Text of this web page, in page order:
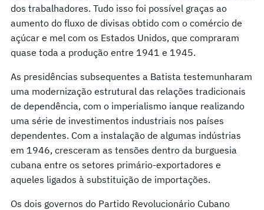
dos trabalhadores. Tudo isso foi possível graças ao
aumento do fluxo de divisas obtido com o comércio de
açúcar e mel com os Estados Unidos, que compraram
quase toda a produção entre 1941 e 1945.
As presidências subsequentes a Batista testemunharam
uma modernização estrutural das relações tradicionais
de dependência, com o imperialismo ianque realizando
uma série de investimentos industriais nos países
dependentes. Com a instalação de algumas indústrias
em 1946, cresceram as tensões dentro da burguesia
cubana entre os setores primário-exportadores e
aqueles ligados à substituição de importações.
Os dois governos do Partido Revolucionário Cubano